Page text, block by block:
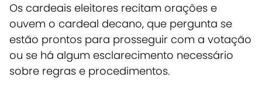
Os cardeais eleitores recitam orações e
ouvem o cardeal decano, que pergunta se
estão prontos para prosseguir com a votação
ou se há algum esclarecimento necessário
sobre regras e procedimentos.